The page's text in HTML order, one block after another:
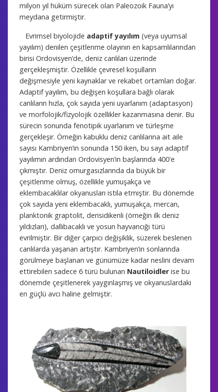
milyon yıl hüküm sürecek olan Paleozoik Fauna’yı
meydana getirmiştir.
Evrimsel biyolojide adaptif yayılım (veya uyumsal
yayılım) denilen çeşitlenme olayının en kapsamlılarından
birisi Ordovisyen’de, deniz canlıları üzerinde
gerçekleşmiştir. Özellikle çevresel koşulların
değişmesiyle yeni kaynaklar ve rekabet ortamları doğar.
Adaptif yayılım, bu değişen koşullara bağlı olarak
canlıların hızla, çok sayıda yeni uyarlanım (adaptasyon)
ve morfolojik/fizyolojik özellikler kazanmasına denir. Bu
sürecin sonunda fenotipik uyarlanım ve türleşme
gerçekleşir. Örneğin kabuklu deniz canlılarına ait aile
sayısı Kambriyen’in sonunda 150 iken, bu sayı adaptif
yayılımın ardından Ordovisyen’in başlarında 400'e
çıkmıştır. Deniz omurgasızlarında da büyük bir
çeşitlenme olmuş, özellikle yumuşakça ve
eklembacaklılar okyanusları istila etmiştir. Bu dönemde
çok sayıda yeni eklembacaklı, yumuşakça, mercan,
planktonik graptolit, derisidikenli (örneğin ilk deniz
yıldızları), dallıbacaklı ve yosun hayvancığı türü
evrilmiştir. Bir diğer çarpıcı değişiklik, süzerek beslenen
canlılarda yaşanan artıştır. Kambriyen’in sonlarında
görülmeye başlanan ve günümüze kadar neslini devam
ettirebilen sadece 6 türü bulunan Nautiloidler ise bu
dönemde çeşitlenerek yaygınlaşmış ve okyanuslardaki
en güçlü avcı haline gelmiştir.